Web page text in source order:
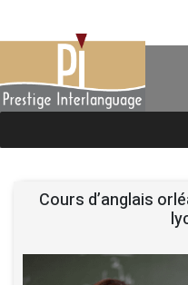
Cours d’anglais